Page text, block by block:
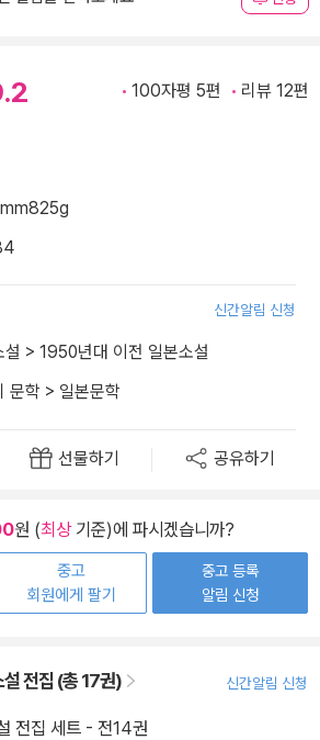
100자평 5편 리뷰 12편
825g
신간알림 신청
설 > 1950년대 이전 일본소설
문학 > 일본문학
선물하기 공유하기
원 (최상기준)에 파시겠습니까?
중고
회원에게 팔기
중고 등록
알림 신청
전집 (총 17권) 신간알림 신청
전집 세트 - 전14권